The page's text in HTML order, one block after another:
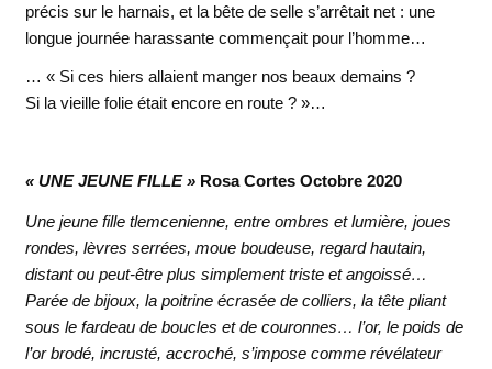
précis sur le harnais, et la bête de selle s’arrêtait net : une
longue journée harassante commençait pour l’homme…
… « Si ces hiers allaient manger nos beaux demains ?
Si la vieille folie était encore en route ? »…
« UNE JEUNE FILLE » Rosa Cortes Octobre 2020
Une jeune fille tlemcenienne, entre ombres et lumière, joues
rondes, lèvres serrées, moue boudeuse, regard hautain,
distant ou peut-être plus simplement triste et angoissé…
Parée de bijoux, la poitrine écrasée de colliers, la tête pliant
sous le fardeau de boucles et de couronnes… l’or, le poids de
l’or brodé, incrusté, accroché, s’impose comme révélateur